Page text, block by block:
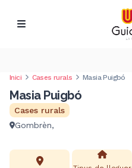
Inici Cases rurals Masia Puigbó
Masia Puigbó
Cases rurals
Gombrèn,